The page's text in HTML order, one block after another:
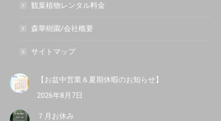
観葉植物レンタル料金
森華樹園/会社概要
サイトマップ
【お盆中営業＆夏期休暇のお知らせ】
2026年8月7日
７月お休み